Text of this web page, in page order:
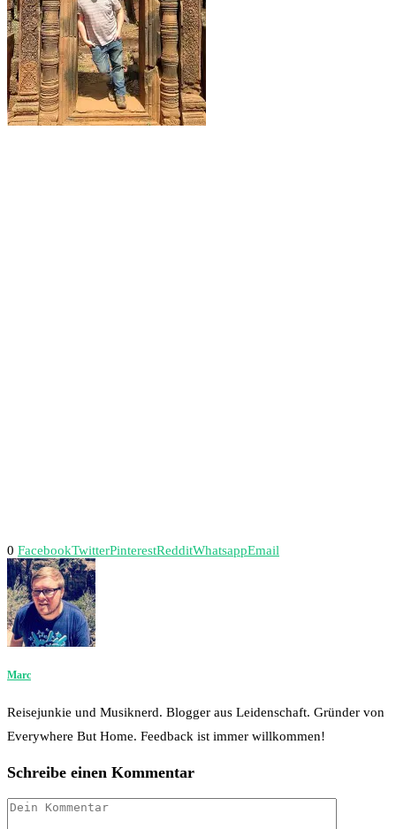
0 FacebookTwitterPinterestRedditWhatsappEmail
Marc
Reisejunkie und Musiknerd. Blogger aus Leidenschaft. Gründer von
Everywhere But Home. Feedback ist immer willkommen!
Schreibe einen Kommentar